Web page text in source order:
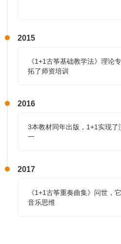
2015
《1+1古筝基础教学法》理论
拓了师资培训
2016
3本教材同年出版，1+1实现
一
2017
《1+1古筝重奏曲集》问世，
音乐思维